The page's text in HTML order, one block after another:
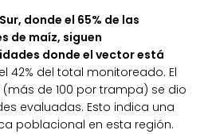
donde el 65% de las
de maíz, siguen
donde el vector está
42% del total monitoreado. El
de 100 por trampa) se dio
evaluadas. Esto indica una
poblacional en esta región.